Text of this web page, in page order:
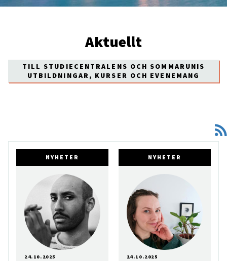
Aktuellt
TILL STUDIECENTRALENS OCH SOMMARUNIS
UTBILDNINGAR, KURSER OCH EVENEMANG
NYHETER
24.10.2025
NYHETER
24.10.2025